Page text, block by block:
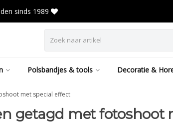
sinds 1989
Polsbandjes & tools Decoratie &
met special effect
getagd met fotoshoot